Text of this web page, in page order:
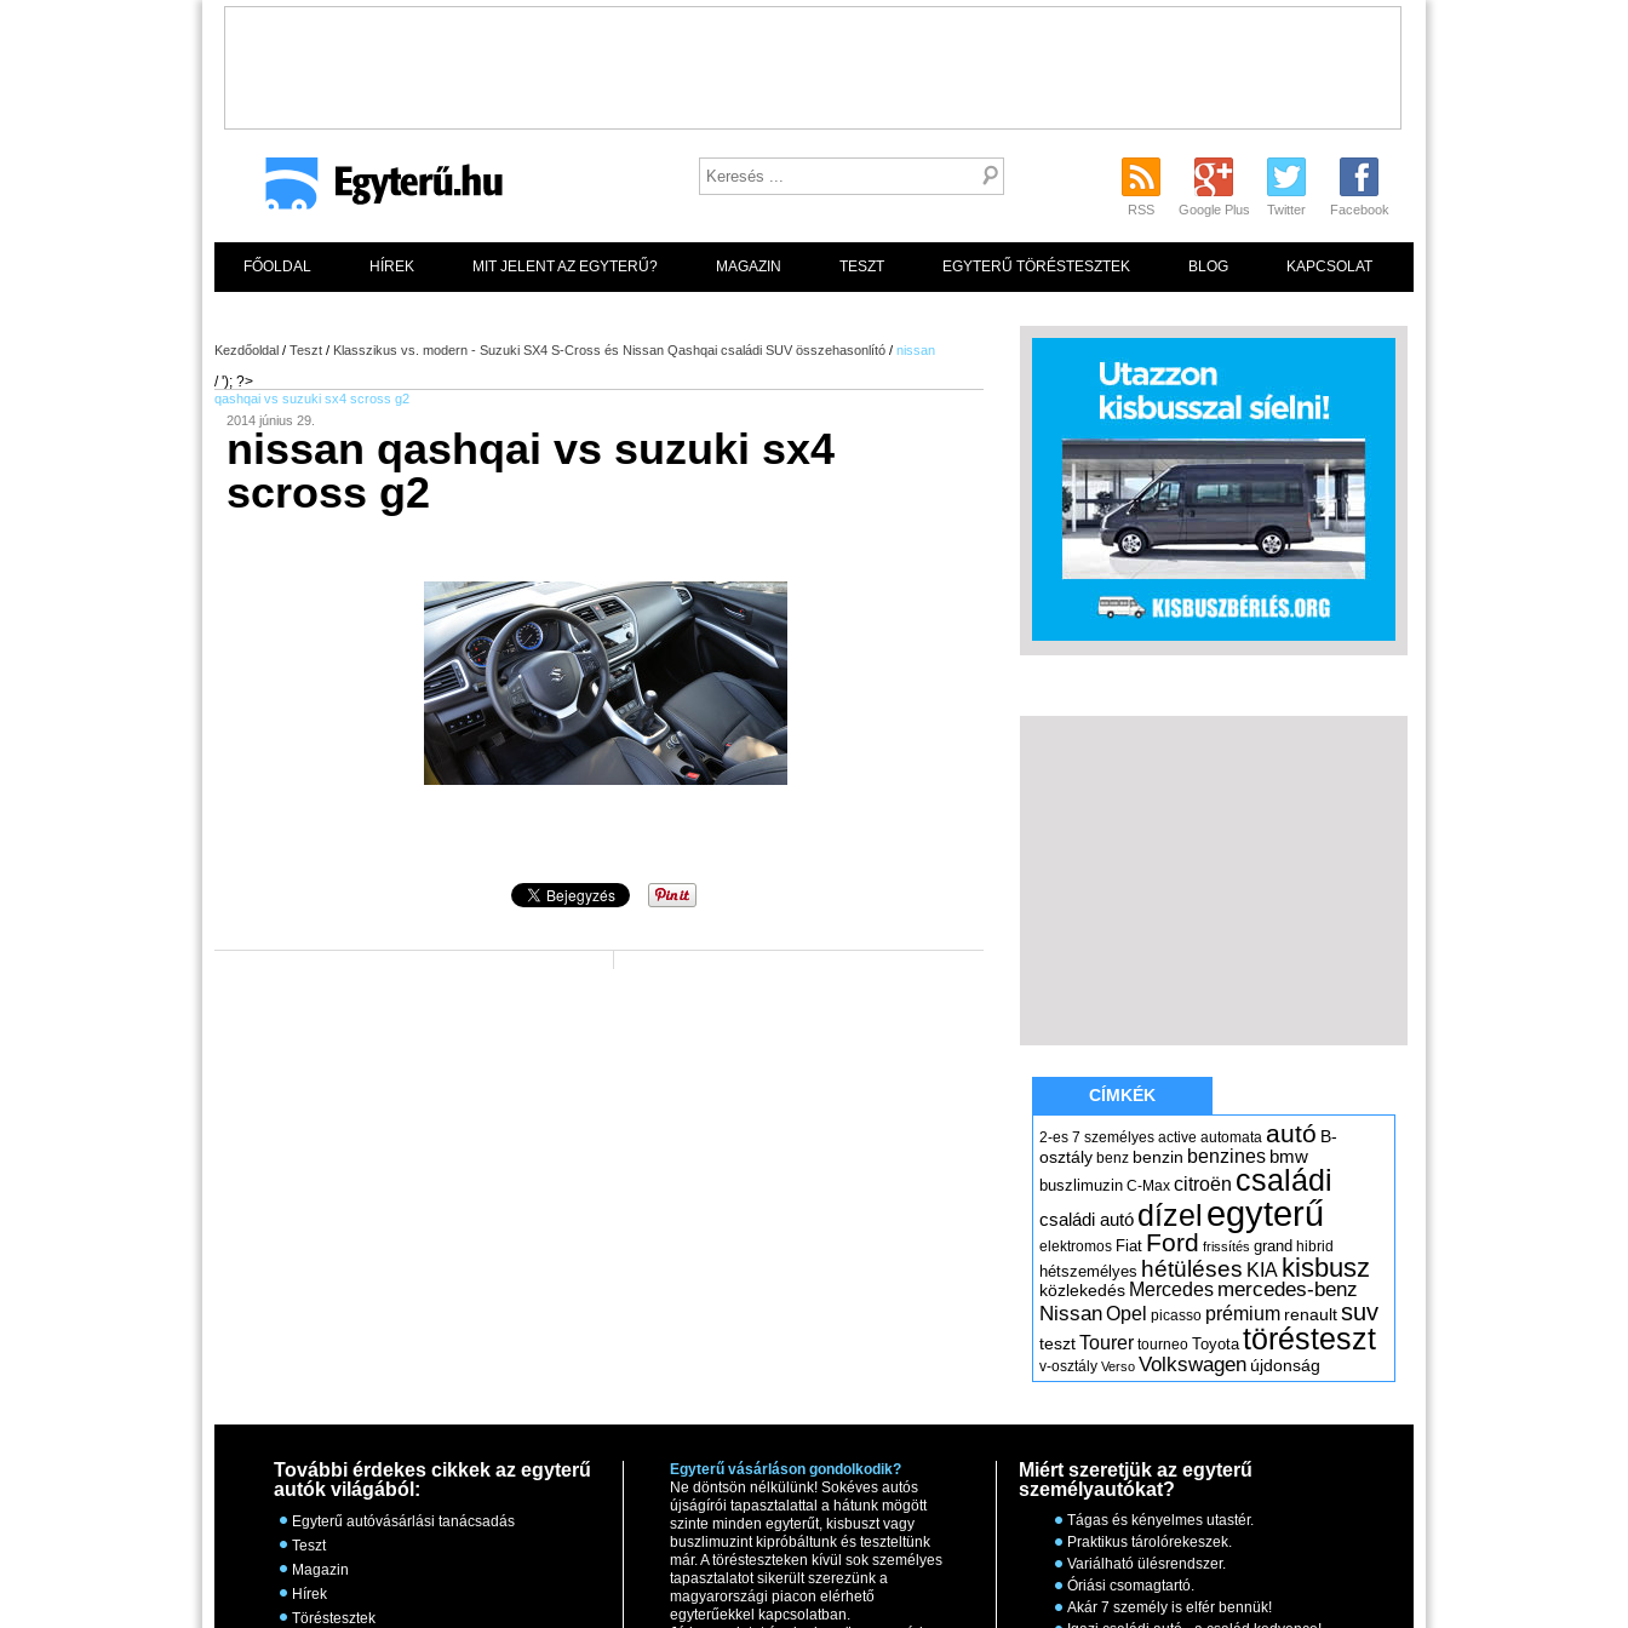
RSS Google Plus Twitter Facebook
FŐOLDAL HÍREK MIT JELENT AZ EGYTERŰ? MAGAZIN TESZT EGYTERŰ TÖRÉSTESZTEK BLOG KAPCSOLAT
Kezdőoldal / Teszt / Klasszikus vs. modern - Suzuki SX4 S-Cross és Nissan Qashqai családi SUV összehasonlító / nissan
qashqai vs suzuki sx4 scross g2
/ '); ?>
2014 június 29.
nissan qashqai vs suzuki sx4
scross g2
CÍMKÉK
2-es 7 személyes active automata autó B-
osztály benz benzin benzines bmw
buszlimuzin C-Max citroën családi
családi autó dízel egyterű
elektromos Fiat Ford frissítés grand hibrid
hétszemélyes hétüléses KIA kisbusz
közlekedés Mercedes mercedes-benz
NissanOpel picasso prémium renaultsuv
tesztTourer tourneo Toyota törésteszt
v-osztály Verso Volkswagen újdonság
További érdekes cikkek az egyterű
autók világából:
Egyterű autóvásárlási tanácsadás
Teszt
Magazin
Hírek
Töréstesztek
Egyterű vásárláson gondolkodik?
Ne döntsön nélkülünk! Sokéves autós
újságírói tapasztalattal a hátunk mögött
szinte minden egyterűt, kisbuszt vagy
buszlimuzint kipróbáltunk és teszteltünk
már. A törésteszteken kívül sok személyes
tapasztalatot sikerült szerezünk a
magyarországi piacon elérhető
egyterűekkel kapcsolatban.
Miért szeretjük az egyterű
személyautókat?
Tágas és kényelmes utastér.
Praktikus tárolórekeszek.
Variálható ülésrendszer.
Óriási csomagtartó.
Akár 7 személy is elfér bennük!